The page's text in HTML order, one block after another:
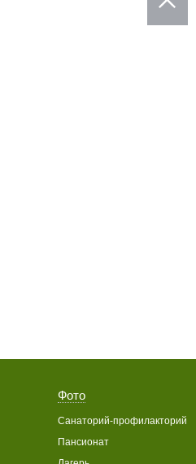
Фото
Санаторий-профилакторий
Пансионат